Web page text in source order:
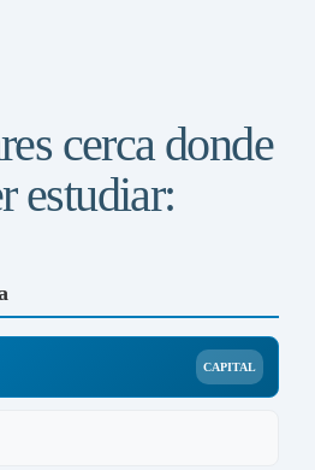
cerca donde
estudiar:
CAPITAL